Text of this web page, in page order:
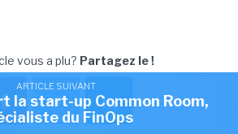
vous a plu? Partagez le !
ARTICLE SUIVANT
la start-up Common Room,
du FinOps